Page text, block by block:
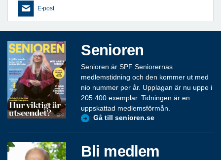
E-post
Senioren
Senioren är SPF Seniorernas
medlemstidning och den kommer ut med
nio nummer per år. Upplagan är nu uppe i
205 400 exemplar. Tidningen är en
uppskattad medlemsförmån.
Gå till senioren.se
Bli medlem